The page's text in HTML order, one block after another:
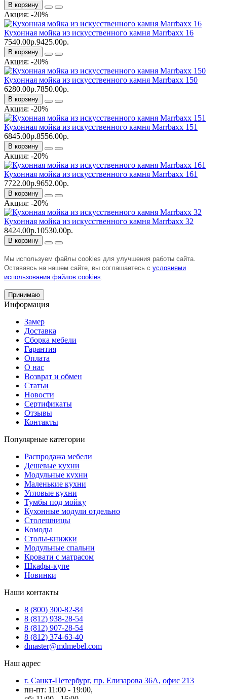
В корзину
Акция: -20%
Кухонная мойка из искусственного камня Marrbaxx 16
7540.00р.9425.00р.
В корзину
Акция: -20%
Кухонная мойка из искусственного камня Marrbaxx 150
6280.00р.7850.00р.
В корзину
Акция: -20%
Кухонная мойка из искусственного камня Marrbaxx 151
6845.00р.8556.00р.
В корзину
Акция: -20%
Кухонная мойка из искусственного камня Marrbaxx 161
7722.00р.9652.00р.
В корзину
Акция: -20%
Кухонная мойка из искусственного камня Marrbaxx 32
8424.00р.10530.00р.
В корзину
Мы используем файлы cookies для улучшения работы сайта.
Оставаясь на нашем сайте, вы соглашаетесь с условиями
использования файлов cookies.
Принимаю
Информация
Замер
Доставка
Сборка мебели
Гарантия
Оплата
О нас
Возврат и обмен
Статьи
Новости
Сертификаты
Отзывы
Контакты
Популярные категории
Распродажа мебели
Дешевые кухни
Модульные кухни
Маленькие кухни
Угловые кухни
Тумбы под мойку
Кухонные модули отдельно
Столешницы
Комоды
Столы-книжки
Модульные спальни
Кровати с матрасом
Шкафы-купе
Новинки
Наши контакты
8 (800) 300-82-84
8 (812) 938-28-54
8 (812) 907-28-54
8 (812) 374-63-40
dmaster@mdmebel.com
Наш адрес
г. Санкт-Петербург, пр. Елизарова 36А, офис 213
пн-пт: 11:00 - 19:00,